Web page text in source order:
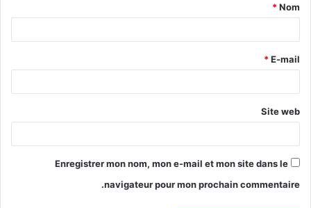
Nom
*
E-mail
*
Site web
Enregistrer mon nom, mon e-mail et mon site dans le
navigateur pour mon prochain commentaire.